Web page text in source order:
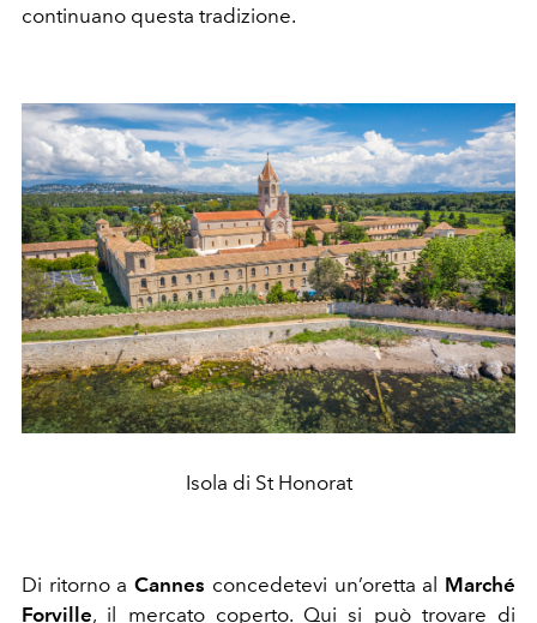
continuano questa tradizione.
Isola di St Honorat
Di ritorno aCannes concedetevi un’oretta al Marché
Forville, il mercato coperto. Qui si può trovare di